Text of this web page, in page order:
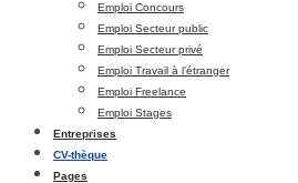
Emploi Concours
Emploi Secteur public
Emploi Secteur privé
Emploi Travail à l’étranger
Emploi Freelance
Emploi Stages
Entreprises
CV-thèque
Pages